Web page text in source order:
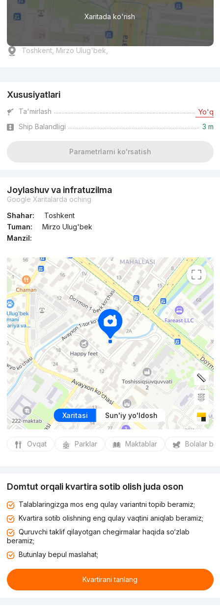
Xaritada ko'rish
Toshkent, Mirzo Ulug'bek,
Xususiyatlari
Ta'mirlash Yo'q
Ship Balandligi 3 m
Parametrlarni ko'rsatish
Joylashuv va infratuzilma
Google Xaritalarda oching
Shahar:
Toshkent
Tuman:
Mirzo Ulug'bek
Manzil:
Xaritasi Sun'iy yo'ldosh
Ovqat Parklar Maktablar Bolalar
Domtut orqali kvartira sotib olish juda oson
Talablaringizga mos eng qulay variantni topib beramiz;
Kvartira sotib olishning eng qulay vaqtini aniqlab beramiz;
Quruvchi taklif qilayotgan chegirmalar haqida so‘zlab
beramiz;
Butunlay bepul maslahat;
Kvartirani tanlang